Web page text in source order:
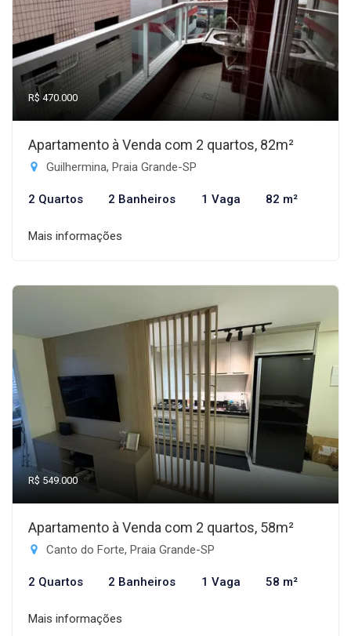
R$ 470.000
Apartamento à Venda com 2 quartos, 82m²
Guilhermina, Praia Grande-SP
2 Quartos 2 Banheiros 1 Vaga 82 m²
Mais informações
R$ 549.000
Apartamento à Venda com 2 quartos, 58m²
Canto do Forte, Praia Grande-SP
2 Quartos 2 Banheiros 1 Vaga 58 m²
Mais informações